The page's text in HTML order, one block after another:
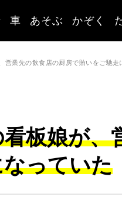
車 あそぶ かぞく
営業先の飲食店の厨房で賄いをご馳走
板娘が、
っていた